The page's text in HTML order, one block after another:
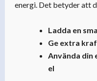
energi. Det betyder att
Ladda en
Ge extra
Använda din
el